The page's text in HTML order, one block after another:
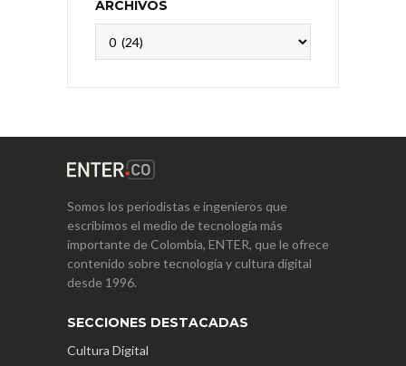
ARCHIVOS
Somos los periodistas e ingenieros que
escribimos el medio de tecnología más
importante de Colombia, ENTER, que le ofrece
contenido sobre tecnología y cultura digital
desde 1996.
SECCIONES DESTACADAS
Cultura Digital